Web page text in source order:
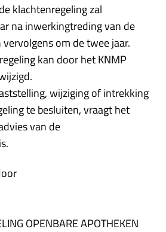
klachtenregeling zal
na inwerkingtreding van de
om de twee jaar.
kan door het KNMP
wijziging of intrekking
te besluiten, vraagt het
van de
OPENBARE APOTHEKEN